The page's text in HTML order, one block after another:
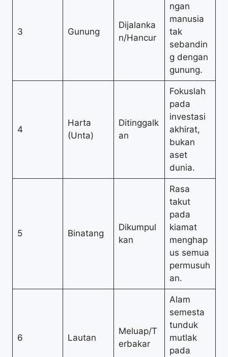
3 Gunung
Dijalanka
n/Hancur
ngan
manusia
tak
sebandin
g dengan
gunung.
4
Harta
(Unta)
Ditinggalk
an
Fokuslah
pada
investasi
akhirat,
bukan
aset
dunia.
5 Binatang
Dikumpul
kan
Rasa
takut
pada
kiamat
menghap
us semua
permusuh
an.
6 Lautan
Meluap/T
erbakar
Alam
semesta
tunduk
mutlak
pada